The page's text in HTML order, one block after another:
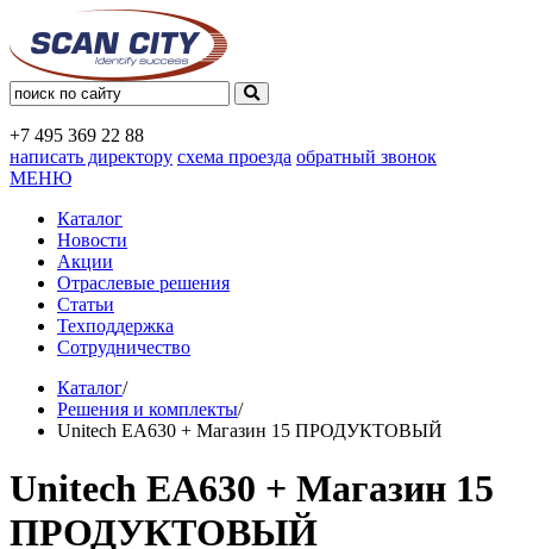
+7 495 369 22 88
написать директору схема проезда обратный звонок
МЕНЮ
Каталог
Новости
Акции
Отраслевые решения
Статьи
Техподдержка
Сотрудничество
Каталог/
Решения и комплекты/
Unitech EA630 + Магазин 15 ПРОДУКТОВЫЙ
Unitech EA630 + Магазин 15
ПРОДУКТОВЫЙ